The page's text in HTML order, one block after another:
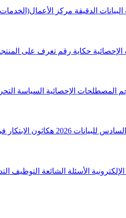
الدقيقة مركز الأعمال(الخدمات
حكاية رقم تعرف على
المصطلحات الإحصائية السياسة
للبيانات 2026 هكاثون الابتكار
الأسئلة الشائعة التوظيف